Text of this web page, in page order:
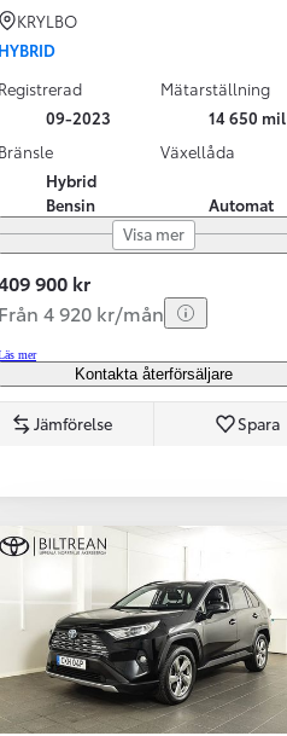
Från 324 900 kr
Från 3 194 kr/mån
Toyota C-HR
HYBRID & LADDHYBRID
Från 350 900 kr
Från 3 450 kr/mån
KRYLBO
HYBRID
Registrerad
09-2023
Mätarställning
14 650 mil
Bränsle
Hybrid
Bensin
Växellåda
Automat
Visa mer
900 kr
Från 4 920 kr/mån
mer
Kontakta återförsäljare
Jämförelse Spara